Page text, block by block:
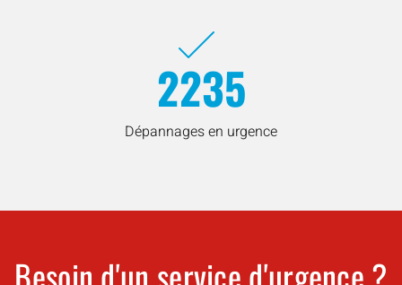
2235
Dépannages en urgence